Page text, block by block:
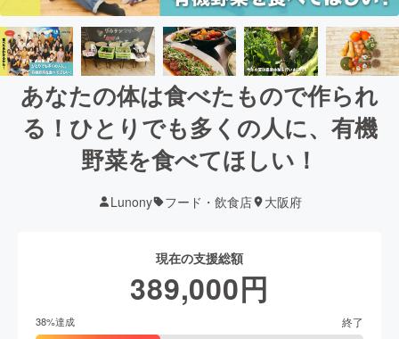
あなたの体は食べたもので作られ
る！ひとりでも多くの人に、有機
野菜を食べてほしい！
Lunony フード・飲食店 大阪府
現在の支援総額
389,000円
38%達成 終了